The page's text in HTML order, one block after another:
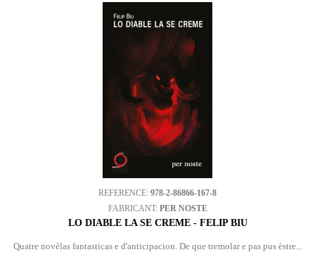
REFERENCE: 978-2-86866-167-8
FABRICANT: PER NOSTE
LO DIABLE LA SE CREME - FELIP BIU
Quatre novèlas fantasticas e d'anticipacion. De que tremolar e pas pus èstre...